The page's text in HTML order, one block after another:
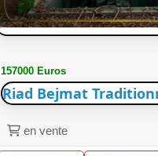
157000 Euros
Riad Bejmat
en vente